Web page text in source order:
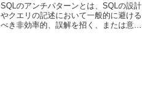
SQLのアンチパターンとは、SQLの設計
やクエリの記述において一般的に避ける
べき非効率的、誤解を招く、または意図